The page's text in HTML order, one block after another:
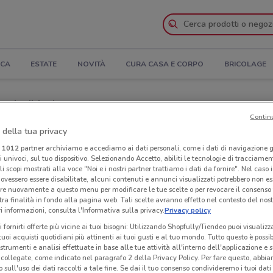
ESTATE NOVITÀ CURA CASA E CORPO BRICOLAGE
Indirizzi
a Tivoli
della tua privacy
1012partner archiviamo e accediamo ai dati personali, come i dati di navigazione
sul tuo dispositivo. Selezionando Accetto, abiliti le tecnologie di
scopi mostrati alla voce "Noi e i nostri partner trattiamo i dati da fornire". Nel caso
essere disabilitate, alcuni contenuti e annunci visualizzati potrebbero non
nuovamente a questo menu per modificare le tue scelte o per revocare il
finalità in fondo alla pagina web. Tali scelte avranno effetto nel contesto del
informazioni, consulta l'Informativa sulla privacy.Privacy policy
fornirti offerte più vicine ai tuoi bisogni: Utilizzando Shopfully/Tiendeo puoi
acquisti quotidiani più attinenti ai tuoi gusti e al tuo mondo. Tutto questo è
e analisi effettuate in base alle tue attività all'interno dell'applicazione e
come indicato nel paragrafo 2 della Privacy Policy. Per fare questo,
sull'uso dei dati raccolti a tale fine. Se dai il tuo consenso condivideremo i tuoi dati